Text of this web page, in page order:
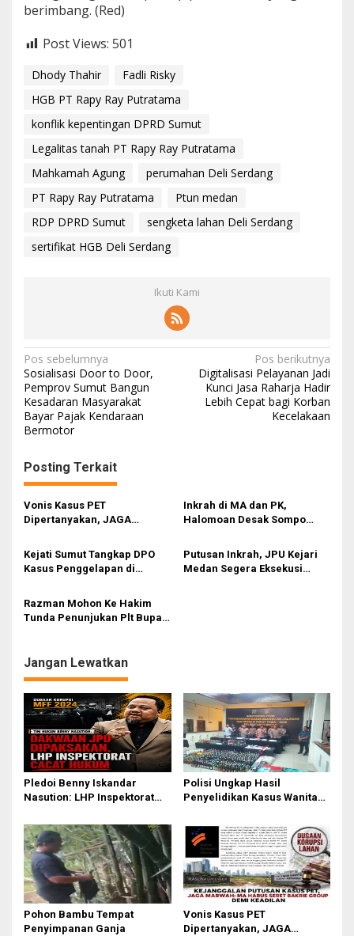
berimbang. (Red)
Post Views: 501
Dhody Thahir
Fadli Risky
HGB PT Rapy Ray Putratama
konflik kepentingan DPRD Sumut
Legalitas tanah PT Rapy Ray Putratama
Mahkamah Agung
perumahan Deli Serdang
PT Rapy Ray Putratama
Ptun medan
RDP DPRD Sumut
sengketa lahan Deli Serdang
sertifikat HGB Deli Serdang
Ikuti Kami
N
a
v
i
a
s
i
o
Pos sebelumnya
Sosialisasi Door to Door,
Pemprov Sumut Bangun
Kesadaran Masyarakat
Bayar Pajak Kendaraan
Bermotor
Pos berikutnya
Digitalisasi Pelayanan Jadi
Kunci Jasa Raharja Hadir
Lebih Cepat bagi Korban
Kecelakaan
Posting Terkait
Vonis Kasus PET
Dipertanyakan, JAGA
Peran Bakrie Group
Inkrah di MA dan PK,
Halomoan Desak Sompo
Tertunda 8 Tahun
Kejati Sumut Tangkap DPO
Kasus Penggelapan di
Dieksekusi ke Lapas
Putusan Inkrah, JPU Kejari
Medan Segera Eksekusi
Razman Mohon Ke Hakim
Tunda Penunjukan Plt Bupati
Jangan Lewatkan
Pledoi Benny Iskandar
Nasution: LHP Inspektorat
Nihil Temuan
Polisi Ungkap Hasil
Penyelidikan Kasus Wanita
Komplek Bumi Asri Medan
Pohon Bambu Tempat
Penyimpanan Ganja
Vonis Kasus PET
Dipertanyakan, JAGA